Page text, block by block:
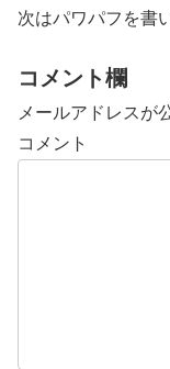
次はパワパフを書
コメント欄
メールアドレスが
コメント